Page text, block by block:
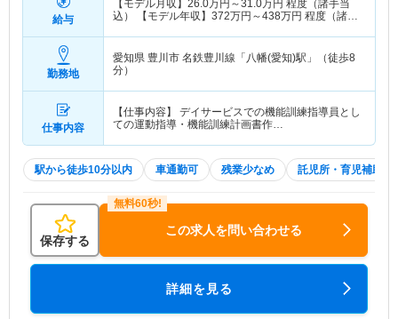
給与
【モデル月収】 26.0万円～31.0万円 程度（諸手当
込） 【モデル年収】 372万円～438万円 程度（諸手
勤務地
愛知県 豊川市 名鉄豊川線「八幡(愛知)駅」（徒歩8
分）
仕事内容
【仕事内容】 デイサービスでの機能訓練指導員とし
ての運動指導・機能訓練計画書作…
駅から徒歩10分以内 車通勤可 残業少なめ 託児所・育児補助
保存する
この求人を問い合わせる
詳細を見る